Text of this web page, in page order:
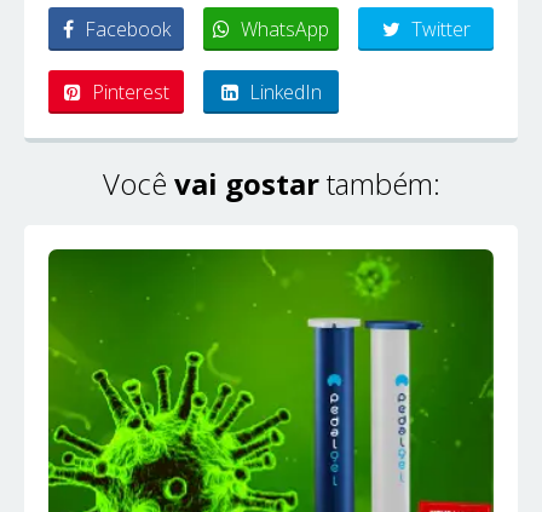
Facebook WhatsApp Twitter
Pinterest LinkedIn
Você vai gostartambém: